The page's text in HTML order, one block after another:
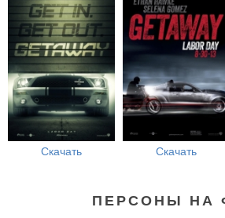
Скачать Скачать
ПЕРСОНЫ НА